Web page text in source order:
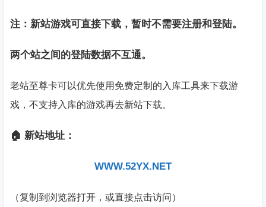
注：新站游戏可直接下载，暂时不需要注册和登陆。
两个站之间的登陆数据不互通。
老站至尊卡可以优先使用免费定制的入库工具来下载游
戏，不支持入库的游戏再去新站下载。
🏠 新站地址：
WWW.52YX.NET
（复制到浏览器打开，或直接点击访问）